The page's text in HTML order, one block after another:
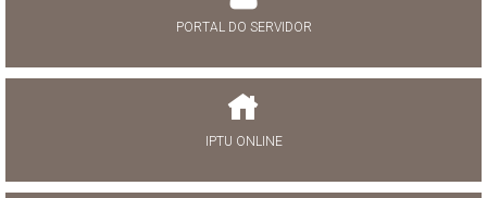
PORTAL DO SERVIDOR
IPTU ONLINE